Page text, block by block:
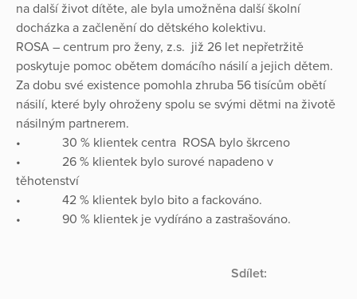
na další život dítěte, ale byla umožněna další školní
docházka a začlenění do dětského kolektivu.
ROSA – centrum pro ženy, z.s. již 26 let nepřetržitě
poskytuje pomoc obětem domácího násilí a jejich dětem.
Za dobu své existence pomohla zhruba 56 tisícům obětí
násilí, které byly ohroženy spolu se svými dětmi na životě
násilným partnerem.
• 30 % klientek centra ROSA bylo škrceno
• 26 % klientek bylo surové napadeno v
těhotenství
• 42 % klientek bylo bito a fackováno.
• 90 % klientek je vydíráno a zastrašováno.
Sdílet: